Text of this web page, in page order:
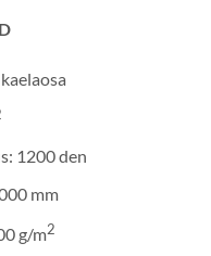
1200 den
mm
g/m2